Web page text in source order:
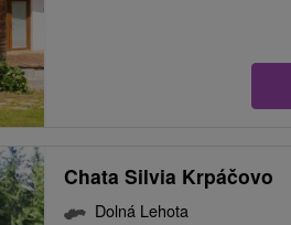
Chata Silvia Krpáčovo
Dolná Lehota